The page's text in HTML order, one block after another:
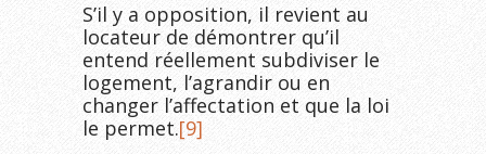
S’il y a opposition, il revient au
locateur de démontrer qu’il
entend réellement subdiviser le
logement, l’agrandir ou en
changer l’affectation et que la loi
le permet.[9]